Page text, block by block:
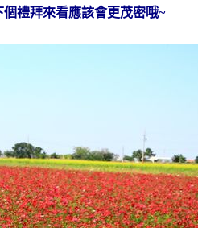
禮拜來看應該會更茂密哦~